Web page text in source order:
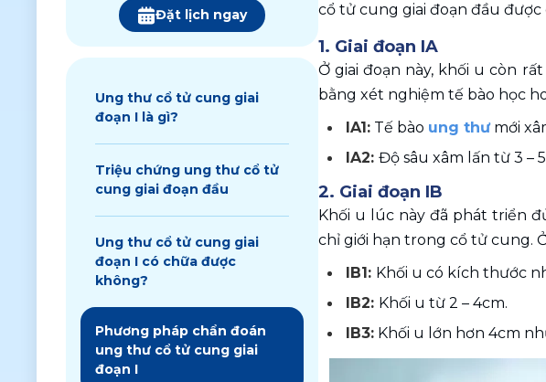
Đặt lịch ngay
Ung thư cổ tử cung giai
đoạn I là gì?
Triệu chứng ung thư cổ tử
cung giai đoạn đầu
Ung thư cổ tử cung giai
đoạn I có chữa được
không?
Phương pháp chẩn đoán
ung thư cổ tử cung giai
đoạn I
cổ tử cung giai đoạn đầu
1. Giai đoạn IA
Ở giai đoạn này, khối u còn
bằng xét nghiệm tế bào học
IA1: Tế bào ung thư mới
IA2: Độ sâu xâm lấn từ 3 –
2. Giai đoạn IB
Khối u lúc này đã phát triển
chỉ giới hạn trong cổ tử cung.
IB1: Khối u có kích thước
IB2: Khối u từ 2 – 4cm.
IB3: Khối u lớn hơn 4cm